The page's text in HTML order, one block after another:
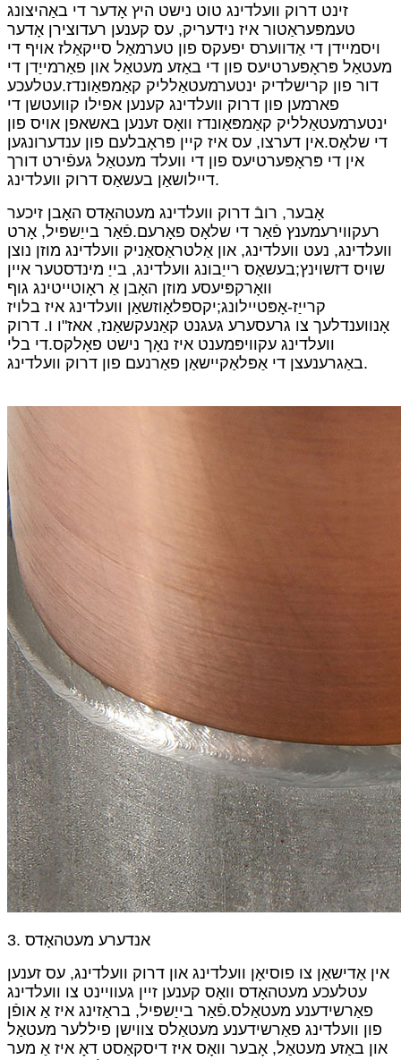
זינט דרוק וועלדינג טוט נישט היץ אָדער די באַהיצונג
טעמפּעראַטור איז נידעריק, עס קענען רעדוצירן אָדער
ויסמיידן די אַדווערס יפעקס פון טערמאַל סייקאַלז אויף די
מעטאַל פּראָפּערטיעס פון די באַזע מעטאַל און פאַרמייַדן די
דור פון קרישלדיק ינטערמעטאַלליק קאַמפּאַונדז.עטלעכע
פארמען פון דרוק וועלדינג קענען אפילו קוועטשן די
ינטערמעטאַלליק קאַמפּאַונדז וואָס זענען באשאפן אויס פון
די שלאָס.אין דערצו, עס איז קיין פּראָבלעם פון ענדערונגען
אין די פּראָפּערטיעס פון די וועלד מעטאַל געפֿירט דורך
דיילושאַן בעשאַס דרוק וועלדינג.
אָבער, רובֿ דרוק וועלדינג מעטהאָדס האָבן זיכער
רעקווירעמענץ פֿאַר די שלאָס פאָרעם.פֿאַר בייַשפּיל, אָרט
וועלדינג, נעט וועלדינג, און אַלטראַסאַניק וועלדינג מוזן נוצן
שויס דזשוינץ;בעשאַס רייַבונג וועלדינג, בייַ מינדסטער איין
וואָרקפּיעסע מוזן האָבן אַ ראָוטייטינג גוף
קרייַז-אָפּטיילונג;יקספּלאָוזשאַן וועלדינג איז בלויז
אָנווענדלעך צו גרעסערע געגנט קאַנעקשאַנז, אאז"ו ו. דרוק
וועלדינג עקוויפּמענט איז נאָך נישט פאָלקס.די בלי
באַגרענעצן די אַפּלאַקיישאַן פאַרנעם פון דרוק וועלדינג.
3. אנדערע מעטהאָדס
אין אַדישאַן צו פוסיאָן וועלדינג און דרוק וועלדינג, עס זענען
עטלעכע מעטהאָדס וואָס קענען זיין געוויינט צו וועלדינג
פאַרשידענע מעטאַלס.פֿאַר בייַשפּיל, בראַזינג איז אַ אופֿן
פון וועלדינג פאַרשידענע מעטאַלס ​​צווישן פיללער מעטאַל
און באַזע מעטאַל, אָבער וואָס איז דיסקאַסט דאָ איז אַ מער